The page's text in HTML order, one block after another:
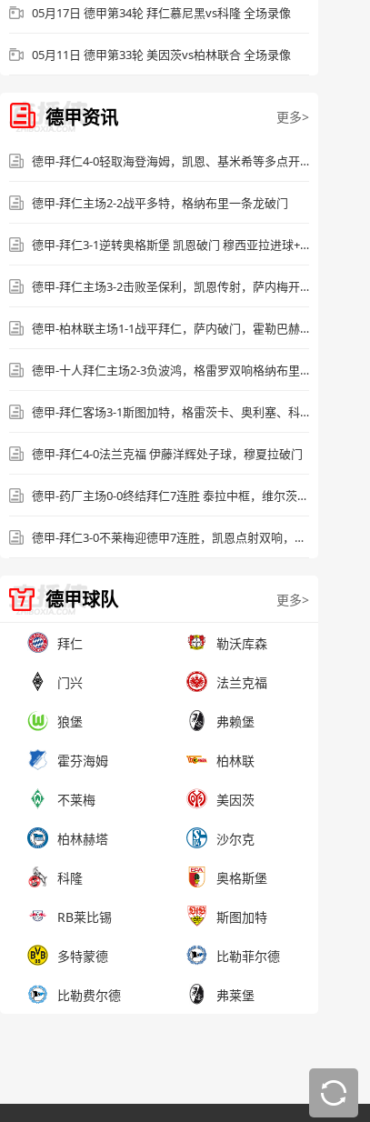
05月17日 德甲第34轮 拜仁慕尼黑vs科隆 全场录像
05月11日 德甲第33轮 美因茨vs柏林联合 全场录像
德甲资讯 更多>
德甲-拜仁4-0轻取海登海姆，凯恩、基米希等多点开花
德甲-拜仁主场2-2战平多特，格纳布里一条龙破门
德甲-拜仁3-1逆转奥格斯堡 凯恩破门 穆西亚拉进球+伤退
德甲-拜仁主场3-2击败圣保利，凯恩传射，萨内梅开二度
德甲-柏林联主场1-1战平拜仁，萨内破门，霍勒巴赫进球
德甲-十人拜仁主场2-3负波鸿，格雷罗双响格纳布里失点
德甲-拜仁客场3-1斯图加特，格雷茨卡、奥利塞、科曼建功
德甲-拜仁4-0法兰克福 伊藤洋辉处子球，穆夏拉破门
德甲-药厂主场0-0终结拜仁7连胜 泰拉中框，维尔茨失良机
德甲-拜仁3-0不莱梅迎德甲7连胜，凯恩点射双响，萨内建功
德甲球队 更多>
拜仁 勒沃库森
门兴 法兰克福
狼堡 弗赖堡
霍芬海姆 柏林联
不莱梅 美因茨
柏林赫塔 沙尔克
科隆 奥格斯堡
RB莱比锡 斯图加特
多特蒙德 比勒菲尔德
比勒费尔德 弗莱堡